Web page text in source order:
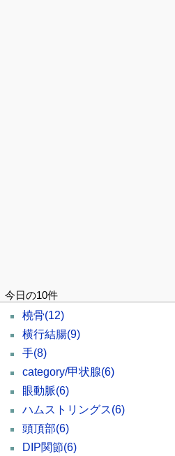
今日の10件
橈骨(12)
横行結腸(9)
手(8)
category/甲状腺(6)
眼動脈(6)
ハムストリングス(6)
頭頂部(6)
DIP関節(6)